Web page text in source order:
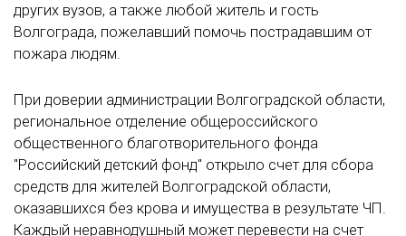
других вузов, а также любой житель и гость
Волгограда, пожелавший помочь пострадавшим от
пожара людям.
При доверии администрации Волгоградской области,
региональное отделение общероссийского
общественного благотворительного фонда
"Российский детский фонд" открыло счет для сбора
средств для жителей Волгоградской области,
оказавшихся без крова и имущества в результате ЧП.
Каждый неравнодушный может перевести на счет